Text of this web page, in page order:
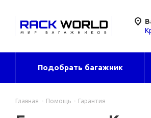
Подобрать багажник
Главная - Помощь - Гарантия